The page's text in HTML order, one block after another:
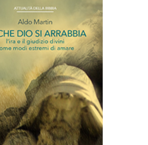
AGGIUNGI AL CARRELLO